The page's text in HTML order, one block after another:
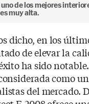
de los mejores
muy alta.
dicho, en los
de elevar la
ha sido
como
del mercado.